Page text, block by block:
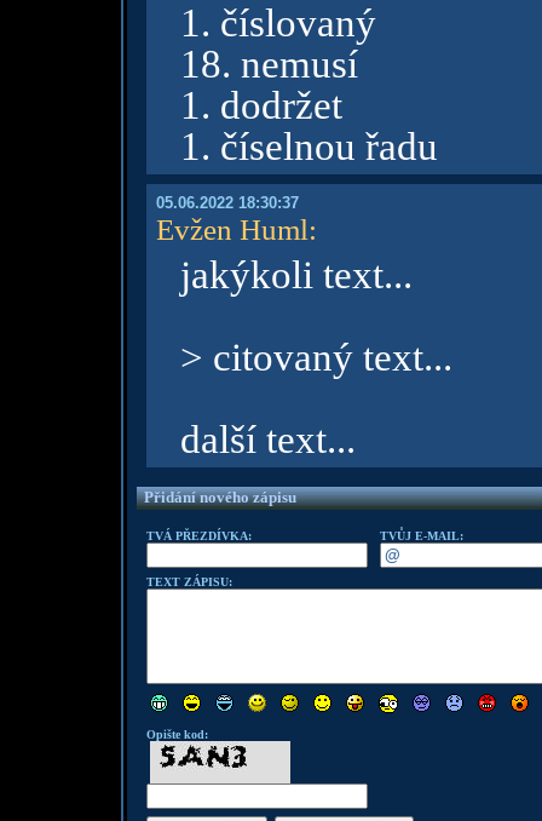
1. číslovaný
18. nemusí
1. dodržet
1. číselnou řadu
05.06.2022 18:30:37
Evžen Huml:
jakýkoli text...
> citovaný text...
další text...
Přidání nového zápisu
TVÁ PŘEZDÍVKA: TVŮJ E-MAIL:
TEXT ZÁPISU:
Opište kod: